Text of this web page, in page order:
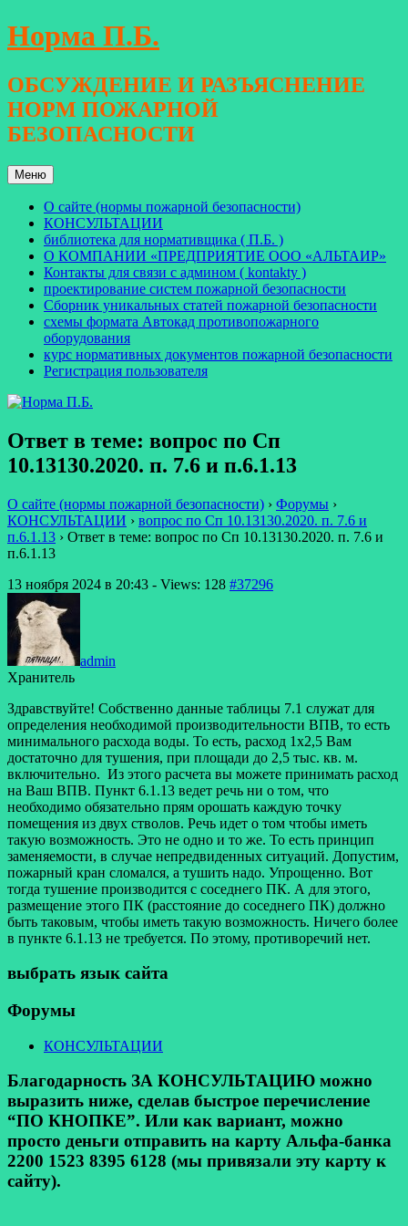
Перейти
к
Норма П.Б.
ОБСУЖДЕНИЕ И РАЗЪЯСНЕНИЕ
НОРМ ПОЖАРНОЙ
БЕЗОПАСНОСТИ
Меню
О сайте (нормы пожарной безопасности)
КОНСУЛЬТАЦИИ
библиотека для нормативщика ( П.Б. )
О КОМПАНИИ «ПРЕДПРИЯТИЕ ООО «АЛЬТАИР»
Контакты для связи с админом ( kontakty )
проектирование систем пожарной безопасности
Сборник уникальных статей пожарной безопасности
схемы формата Автокад противопожарного
оборудования
курс нормативных документов пожарной безопасности
Регистрация пользователя
Ответ в теме: вопрос по Сп
10.13130.2020. п. 7.6 и п.6.1.13
О сайте (нормы пожарной безопасности) › Форумы ›
КОНСУЛЬТАЦИИ › вопрос по Сп 10.13130.2020. п. 7.6 и
п.6.1.13 › Ответ в теме: вопрос по Сп 10.13130.2020. п. 7.6 и
п.6.1.13
13 ноября 2024 в 20:43 - Views: 128 #37296
admin
Хранитель
Здравствуйте! Собственно данные таблицы 7.1 служат для
определения необходимой производительности ВПВ, то есть
минимального расхода воды. То есть, расход 1х2,5 Вам
достаточно для тушения, при площади до 2,5 тыс. кв. м.
включительно. Из этого расчета вы можете принимать расход
на Ваш ВПВ. Пункт 6.1.13 ведет речь ни о том, что
необходимо обязательно прям орошать каждую точку
помещения из двух стволов. Речь идет о том чтобы иметь
такую возможность. Это не одно и то же. То есть принцип
заменяемости, в случае непредвиденных ситуаций. Допустим,
пожарный кран сломался, а тушить надо. Упрощенно. Вот
тогда тушение производится с соседнего ПК. А для этого,
размещение этого ПК (расстояние до соседнего ПК) должно
быть таковым, чтобы иметь такую возможность. Ничего более
в пункте 6.1.13 не требуется. По этому, противоречий нет.
выбрать язык сайта
Форумы
КОНСУЛЬТАЦИИ
Благодарность ЗА КОНСУЛЬТАЦИЮ можно
выразить ниже, сделав быстрое перечисление
“ПО КНОПКЕ”. Или как вариант, можно
просто деньги отправить на карту Альфа-банка
2200 1523 8395 6128 (мы привязали эту карту к
сайту).